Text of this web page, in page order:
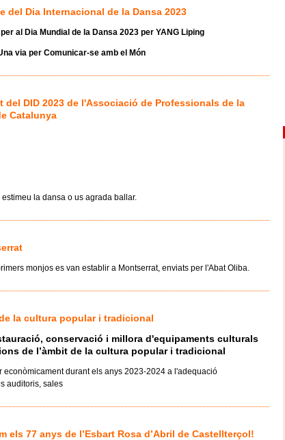
del Dia Internacional de la Dansa 2023
al Dia Mundial de la Dansa 2023 per YANG Liping
via per Comunicar-se amb el Món
del DID 2023 de l'Associació de Professionals de la
Catalunya
la dansa o us agrada ballar.
monjos es van establir a Montserrat, enviats per l'Abat Oliba.
la cultura popular i tradicional
conservació i millora d'equipaments culturals
de l’àmbit de la cultura popular i tradicional
econòmicament durant els anys 2023-2024 a l'adequació
auditoris, sales
els 77 anys de l’Esbart Rosa d’Abril de Castellterçol!